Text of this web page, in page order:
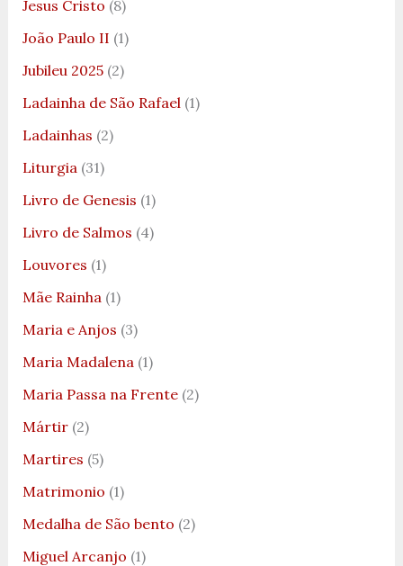
Jesus Cristo (8)
João Paulo II (1)
Jubileu 2025(2)
Ladainha de São Rafael(1)
Ladainhas (2)
Liturgia(31)
Livro de Genesis (1)
Livro de Salmos (4)
Louvores (1)
Mãe Rainha(1)
Maria e Anjos (3)
Maria Madalena(1)
Maria Passa na Frente(2)
Mártir(2)
Martires (5)
Matrimonio (1)
Medalha de São bento (2)
Miguel Arcanjo (1)